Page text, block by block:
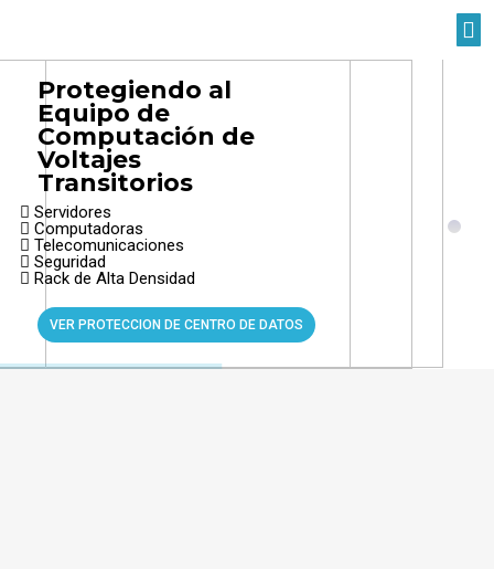
Servidores
Computadoras
Telecomunicaciones
Seguridad
Rack de Alta Densidad
Protegiendo al
Equipo de
Computación de
Voltajes
Transitorios
VER PROTECCION DE CENTRO DE DATOS